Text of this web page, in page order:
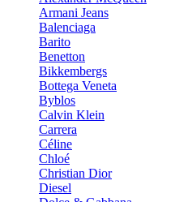
Armani Jeans
Balenciaga
Barito
Benetton
Bikkembergs
Bottega Veneta
Byblos
Calvin Klein
Carrera
Céline
Chloé
Christian Dior
Diesel